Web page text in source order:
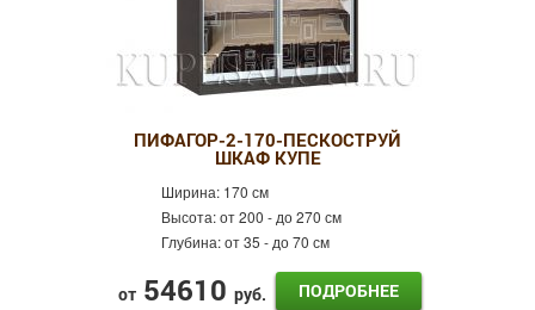
ПИФАГОР-2-170-ПЕСКОСТРУЙ
ШКАФ КУПЕ
Ширина: 170 см
Высота:от 200 - до 270 см
Глубина:от 35 - до 70 см
от 54610 руб. ПОДРОБНЕЕ